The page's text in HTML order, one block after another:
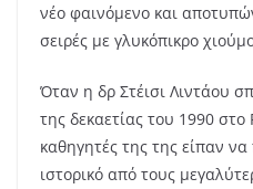
νέο φαινόμενο και
σειρές με γλυκόπικρο
Όταν η δρ Στέισι Λιντάου
της δεκαετίας του 1990
καθηγητές της της είπαν να
ιστορικό από τους